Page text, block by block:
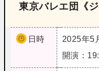
東京バレエ団《ジ
日時
2025年5
開演：